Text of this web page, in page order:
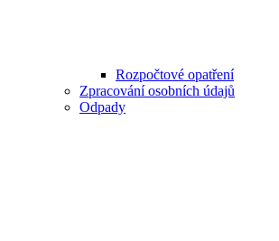
Rozpočtové opatření
Zpracování osobních údajů
Odpady